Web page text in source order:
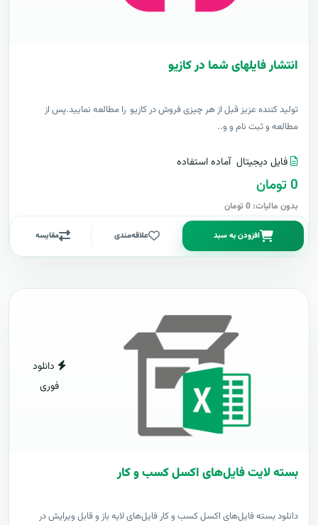
انتشار فایلهای شما در کازیو
توليد کننده عزيز قبل از هر چیزی فروش در کازیو را مطالعه نمایید.پس از
مطالعه و ثبت نام و و..
فایل دیجیتال آماده استفاده
0 تومان
بدون مالیات: 0 تومان
افزودن به سبد علاقه‌مندی مقایسه
دانلود
فوری
بسته لایت فایل‌های اکسل کسب و کار
دانلود بسته فایل‌های اکسل کسب و کار فایل‌های لایه باز و قابل ویرایش در